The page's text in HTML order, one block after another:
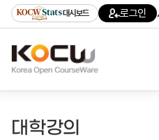
기
기
기
content)
가
대시보드 로그인
대학강의